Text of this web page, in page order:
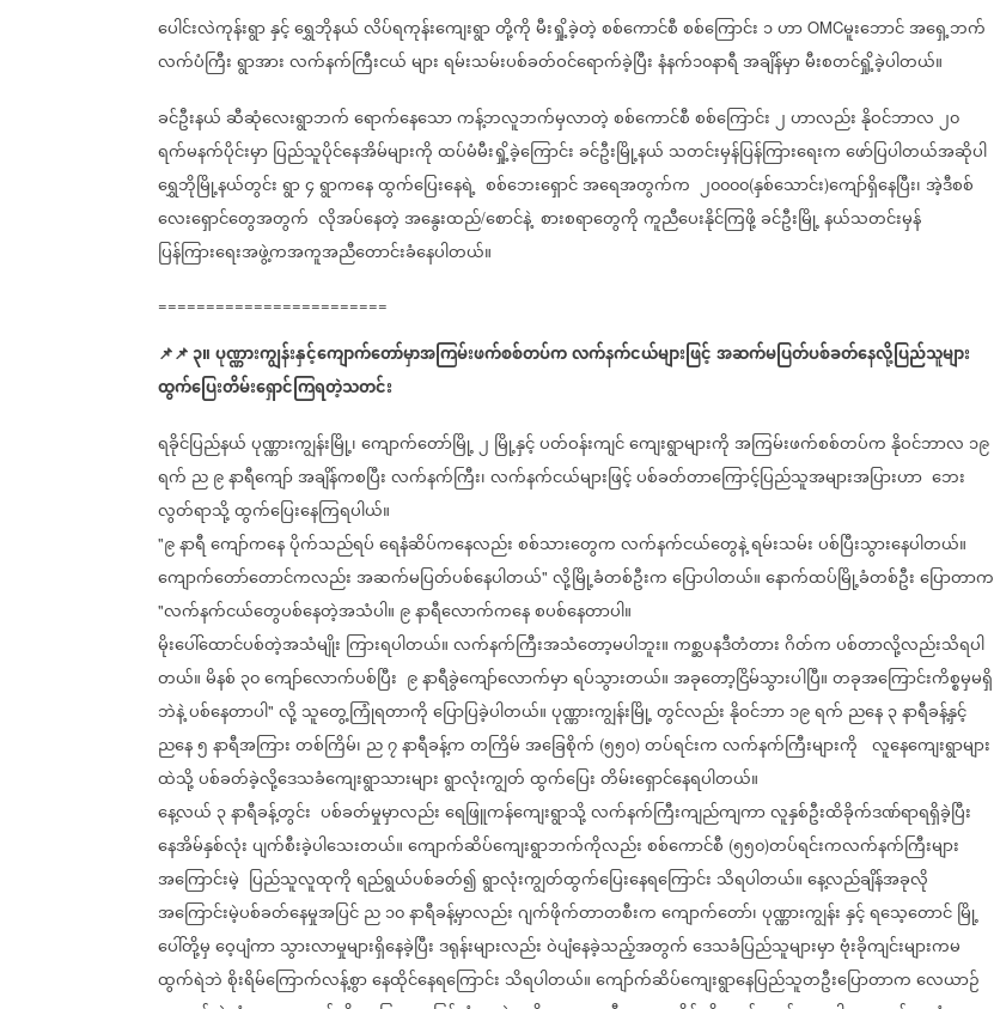
ပေါင်းလဲကုန်းရွာနှင့်ရွှေဘိုနယ်လိပ်ရကုန်းကျေးရွာတို့ကိုမီးရှို့ခဲ့တဲ့စစ်ကောင်စီစစ်ကြောင်း ၁ဟာ OMCမူးဘောင်အရှေ့ဘက်
လက်ပံကြီးရွာအားလက်နက်ကြီးငယ်များရမ်းသမ်းပစ်ခတ်ဝင်ရောက်ခဲ့ပြီးနံနက်၁၀နာရီအချိန်မှာမီးစတင်ရှို့ခဲ့ပါတယ်။
ခင်ဦးနယ်ဆီဆုံလေးရွာဘက်ရောက်နေသောကန့်ဘလူဘက်မှလာတဲ့စစ်ကောင်စီစစ်ကြောင်း၂ဟာလည်းနိုဝင်ဘာလ၂၀
ရက်မနက်ပိုင်းမှာပြည်သူပိုင်နေအိမ်များကိုထပ်မံမီးရှို့ခဲ့ကြောင်းခင်ဦးမြို့နယ် သတင်းမှန်ပြန်ကြားရေးကဖော်ပြပါတယ်အဆိုပါ
ရွှေဘိုမြို့နယ်တွင်းရွာ၄ရွာကနေထွက်ပြေးနေရဲ့ စစ်ဘေးရှောင်အရေအတွက်က ၂၀၀၀၀(နှစ်သောင်း)ကျော်ရှိနေပြီး၊အဲ့ဒီစစ်
လေးရှောင်တွေအတွက် လိုအပ်နေတဲ့အနွေးထည်/စောင်နဲ့ စားစရာတွေကိုကူညီပေးနိုင်ကြဖို့ခင်ဦးမြို့နယ်သတင်းမှန်
ပြန်ကြားရေးအဖွဲ့ကအကူအညီတောင်းခံနေပါတယ်။
========================
📌📌၃။ပုဏ္ဏားကျွန်းနှင့်ကျောက်တော်မှာအကြမ်းဖက်စစ်တပ်ကလက်နက်ငယ်များဖြင့်အဆက်မပြတ်ပစ်ခတ်နေလို့ပြည်သူများ
ထွက်ပြေးတိမ်းရှောင်ကြရတဲ့သတင်း
ရခိုင်ပြည်နယ်ပုဏ္ဏားကျွန်းမြို့၊ကျောက်တော်မြို့၂ မြို့နှင့်ပတ်ဝန်းကျင်ကျေးရွာများကိုအကြမ်းဖက်စစ်တပ်ကနိုဝင်ဘာလ ၁၉
ရက် ည၉နာရီကျော်အချိန်ကစပြီးလက်နက်ကြီး၊လက်နက်ငယ်များဖြင့်ပစ်ခတ်တာကြောင့်ပြည်သူအများအပြားဟာ ဘေး
လွတ်ရာသို့ထွက်ပြေးနေကြရပါယ်။
"၉နာရီကျော်ကနေပိုက်သည်ရပ်ရေနံဆိပ်ကနေလည်းစစ်သားတွေကလက်နက်ငယ်တွေနဲ့ရမ်းသမ်းပစ်ပြီးသွားနေပါတယ်။
ကျောက်တော်တောင်ကလည်းအဆက်မပြတ်ပစ်နေပါတယ်" လို့မြို့ခံတစ်ဦးကပြောပါတယ်။နောက်ထပ်မြို့ခံတစ်ဦးပြောတာက
"လက်နက်ငယ်တွေပစ်နေတဲ့အသံပါ။ ၉နာရီလောက်ကနေစပစ်နေတာပါ။
မိုးပေါ်ထောင်ပစ်တဲ့အသံမျိုး ကြားရပါတယ်။လက်နက်ကြီးအသံတော့မပါဘူး။ကစ္ဆပနဒီတံတားဂိတ်ကပစ်တာလို့လည်းသိရပါ
တယ်။မိနစ် ၃၀ကျော်လောက်ပစ်ပြီး ၉နာရီခွဲကျော်လောက်မှာရပ်သွားတယ်။အခုတော့ငြိမ်သွားပါပြီ။တခုအကြောင်းကိစ္စမှမရှိ
ဘဲနဲ့ပစ်နေတာပါ" လို့သူတွေ့ကြုံရတာကိုပြောပြခဲ့ပါတယ်။ပုဏ္ဏားကျွန်းမြို့တွင်လည်းနိုဝင်ဘာ၁၉ရက် ညနေ၃နာရီခန့်နှင့်
ညနေ၅နာရီအကြားတစ်ကြိမ်၊ ည၇နာရီခန့်ကတကြိမ်အခြေစိုက် (၅၅၀) တပ်ရင်းကလက်နက်ကြီးများကို လူနေကျေးရွာများ
ထဲသို့ပစ်ခတ်ခဲ့လို့ဒေသခံကျေးရွာသားများရွာလုံးကျွတ်ထွက်ပြေးတိမ်းရှောင်နေရပါတယ်။
နေ့လယ် ၃နာရီခန့်တွင်း ပစ်ခတ်မှုမှာလည်းရေဖြူကန်ကျေးရွာသို့လက်နက်ကြီးကျည်ကျကာလူနှစ်ဦးထိခိုက်ဒဏ်ရာရရှိခဲ့ပြီး
နေအိမ်နှစ်လုံးပျက်စီးခဲ့ပါသေးတယ်။ကျောက်ဆိပ်ကျေးရွာဘက်ကိုလည်းစစ်ကောင်စီ (၅၅၀)တပ်ရင်းကလက်နက်ကြီးများ
အကြောင်းမဲ့ ပြည်သူလူထုကိုရည်ရွယ်ပစ်ခတ်၍ရွာလုံးကျွတ်ထွက်ပြေးနေရကြောင်း သိရပါတယ်။နေ့လည်ချိန်အခုလို
အကြောင်းမဲ့ပစ်ခတ်နေမှုအပြင်ည၁၀နာရီခန့်မှာလည်းဂျက်ဖိုက်တာတစီးကကျောက်တော်၊ပုဏ္ဏားကျွန်းနှင့်ရသေ့တောင်မြို့
ပေါ်တို့မှဝေ့ပျံကာသွားလာမှုများရှိနေခဲ့ပြီးဒရုန်းများလည်းဝဲပျံနေခဲ့သည့်အတွက်ဒေသခံပြည်သူများမှာဗုံးခိုကျင်းများကမ
ထွက်ရဲဘဲစိုးရိမ်ကြောက်လန့်စွာနေထိုင်နေရကြောင်း သိရပါတယ်။ကျော်က်ဆိပ်ကျေးရွာနေပြည်သူတဦးပြောတာကလေယာဉ်